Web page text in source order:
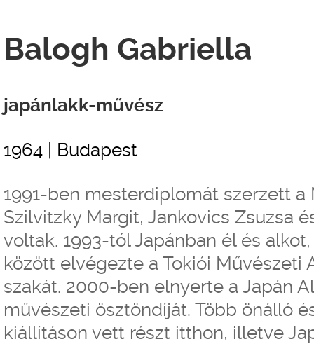
Balogh Gabriella
japánlakk-művész
1964 | Budapest
1991-ben mesterdiplomát szerzett a
Szilvitzky Margit, Jankovics Zsuzsa
voltak. 1993-tól Japánban él és alkot,
között elvégezte a Tokiói Művészeti
szakát. 2000-ben elnyerte a Japán
művészeti ösztöndíját. Több önálló
kiállításon vett részt itthon, illetve